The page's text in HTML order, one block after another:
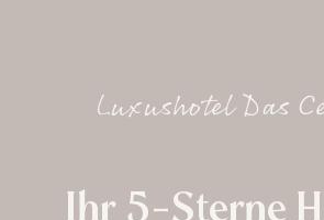
Luxushotel Das
Ihr 5-Sterne